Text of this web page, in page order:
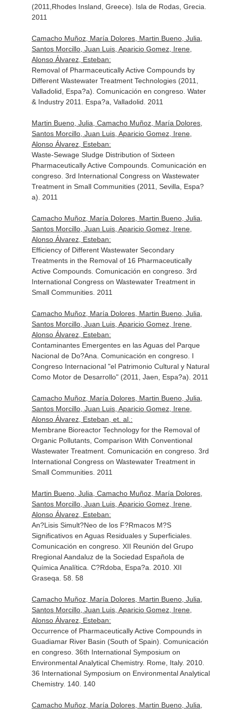
(2011,Rhodes Insland, Greece). Isla de Rodas, Grecia.
2011
Camacho Muñoz, María Dolores, Martin Bueno, Julia,
Santos Morcillo, Juan Luis, Aparicio Gomez, Irene,
Alonso Álvarez, Esteban:
Removal of Pharmaceutically Active Compounds by
Different Wastewater Treatment Technologies (2011,
Valladolid, Espa?a). Comunicación en congreso. Water
& Industry 2011. Espa?a, Valladolid. 2011
Martin Bueno, Julia, Camacho Muñoz, María Dolores,
Santos Morcillo, Juan Luis, Aparicio Gomez, Irene,
Alonso Álvarez, Esteban:
Waste-Sewage Sludge Distribution of Sixteen
Pharmaceutically Active Compounds. Comunicación en
congreso. 3rd International Congress on Wastewater
Treatment in Small Communities (2011, Sevilla, Espa?
a). 2011
Camacho Muñoz, María Dolores, Martin Bueno, Julia,
Santos Morcillo, Juan Luis, Aparicio Gomez, Irene,
Alonso Álvarez, Esteban:
Efficiency of Different Wastewater Secondary
Treatments in the Removal of 16 Pharmaceutically
Active Compounds. Comunicación en congreso. 3rd
International Congress on Wastewater Treatment in
Small Communities. 2011
Camacho Muñoz, María Dolores, Martin Bueno, Julia,
Santos Morcillo, Juan Luis, Aparicio Gomez, Irene,
Alonso Álvarez, Esteban:
Contaminantes Emergentes en las Aguas del Parque
Nacional de Do?Ana. Comunicación en congreso. I
Congreso Internacional "el Patrimonio Cultural y Natural
Como Motor de Desarrollo" (2011, Jaen, Espa?a). 2011
Camacho Muñoz, María Dolores, Martin Bueno, Julia,
Santos Morcillo, Juan Luis, Aparicio Gomez, Irene,
Alonso Álvarez, Esteban, et. al.:
Membrane Bioreactor Technology for the Removal of
Organic Pollutants, Comparison With Conventional
Wastewater Treatment. Comunicación en congreso. 3rd
International Congress on Wastewater Treatment in
Small Communities. 2011
Martin Bueno, Julia, Camacho Muñoz, María Dolores,
Santos Morcillo, Juan Luis, Aparicio Gomez, Irene,
Alonso Álvarez, Esteban:
An?Lisis Simult?Neo de los F?Rmacos M?S
Significativos en Aguas Residuales y Superficiales.
Comunicación en congreso. XII Reunión del Grupo
Rregional Aandaluz de la Sociedad Española de
Química Analítica. C?Rdoba, Espa?a. 2010. XII
Graseqa. 58. 58
Camacho Muñoz, María Dolores, Martin Bueno, Julia,
Santos Morcillo, Juan Luis, Aparicio Gomez, Irene,
Alonso Álvarez, Esteban:
Occurrence of Pharmaceutically Active Compounds in
Guadiamar River Basin (South of Spain). Comunicación
en congreso. 36th International Symposium on
Environmental Analytical Chemistry. Rome, Italy. 2010.
36 International Symposium on Environmental Analytical
Chemistry. 140. 140
Camacho Muñoz, María Dolores, Martin Bueno, Julia,